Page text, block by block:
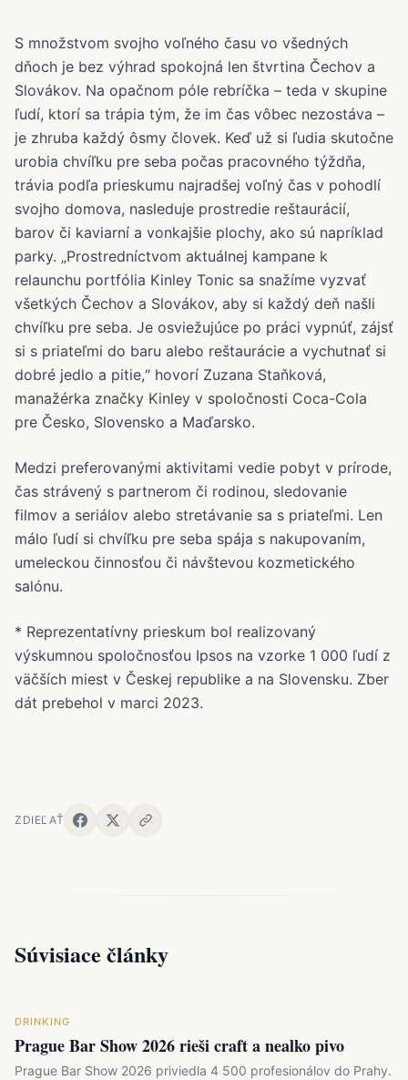
S množstvom svojho voľného času vo všedných
dňoch je bez výhrad spokojná len štvrtina Čechov a
Slovákov. Na opačnom póle rebríčka – teda v skupine
ľudí, ktorí sa trápia tým, že im čas vôbec nezostáva –
je zhruba každý ôsmy človek. Keď už si ľudia skutočne
urobia chvíľku pre seba počas pracovného týždňa,
trávia podľa prieskumu najradšej voľný čas v pohodlí
svojho domova, nasleduje prostredie reštaurácií,
barov či kaviarní a vonkajšie plochy, ako sú napríklad
parky. „Prostredníctvom aktuálnej kampane k
relaunchu portfólia Kinley Tonic sa snažíme vyzvať
všetkých Čechov a Slovákov, aby si každý deň našli
chvíľku pre seba. Je osviežujúce po práci vypnúť, zájsť
si s priateľmi do baru alebo reštaurácie a vychutnať si
dobré jedlo a pitie,“ hovorí Zuzana Staňková,
manažérka značky Kinley v spoločnosti Coca-Cola
pre Česko, Slovensko a Maďarsko.
Medzi preferovanými aktivitami vedie pobyt v prírode,
čas strávený s partnerom či rodinou, sledovanie
filmov a seriálov alebo stretávanie sa s priateľmi. Len
málo ľudí si chvíľku pre seba spája s nakupovaním,
umeleckou činnosťou či návštevou kozmetického
salónu.
* Reprezentatívny prieskum bol realizovaný
výskumnou spoločnosťou Ipsos na vzorke 1 000 ľudí z
väčších miest v Českej republike a na Slovensku. Zber
dát prebehol v marci 2023.
ZDIEĽAŤ
Súvisiace články
DRINKING
Prague Bar Show 2026 rieši craft a nealko pivo
Prague Bar Show 2026 priviedla 4 500 profesionálov do Prahy.